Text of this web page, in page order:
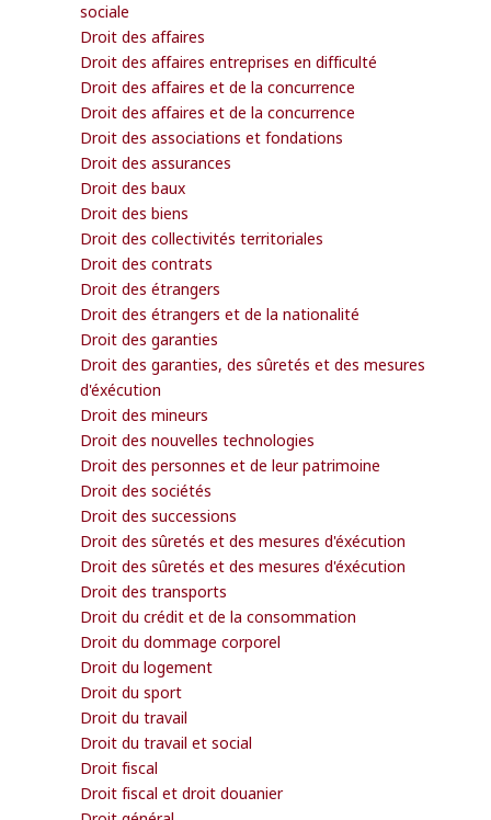
sociale
Droit des affaires
Droit des affaires entreprises en difficulté
Droit des affaires et de la concurrence
Droit des affaires et de la concurrence
Droit des associations et fondations
Droit des assurances
Droit des baux
Droit des biens
Droit des collectivités territoriales
Droit des contrats
Droit des étrangers
Droit des étrangers et de la nationalité
Droit des garanties
Droit des garanties, des sûretés et des mesures
d'éxécution
Droit des mineurs
Droit des nouvelles technologies
Droit des personnes et de leur patrimoine
Droit des sociétés
Droit des successions
Droit des sûretés et des mesures d'éxécution
Droit des sûretés et des mesures d'éxécution
Droit des transports
Droit du crédit et de la consommation
Droit du dommage corporel
Droit du logement
Droit du sport
Droit du travail
Droit du travail et social
Droit fiscal
Droit fiscal et droit douanier